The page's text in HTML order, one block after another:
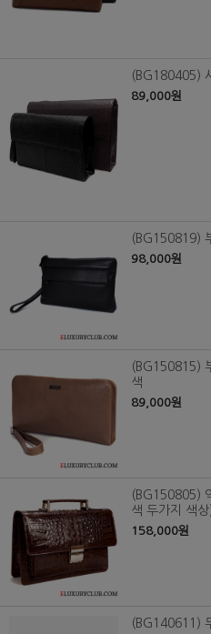
(BG180405)
89,000원
(BG150819)
98,000원
(BG150815)
색
89,000원
(BG150805)
색 두가지 색상
158,000원
(BG140611)